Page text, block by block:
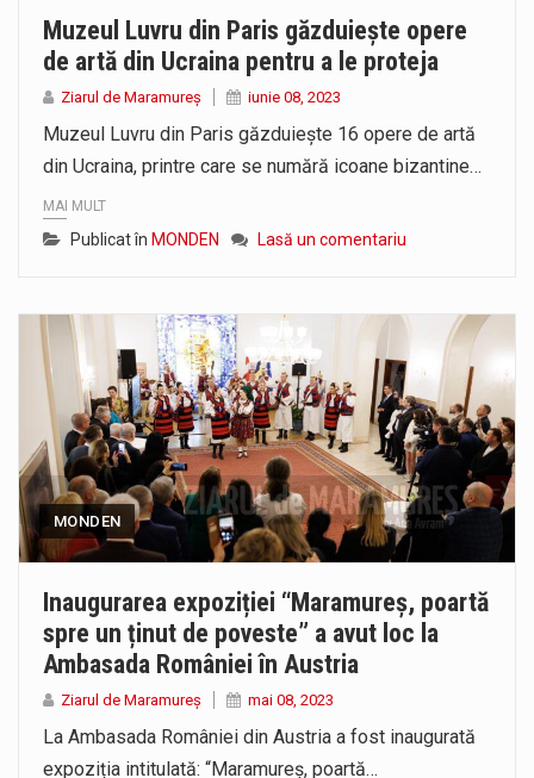
Muzeul Luvru din Paris găzduieşte opere
de artă din Ucraina pentru a le proteja
Ziarul de Maramureș iunie 08, 2023
Muzeul Luvru din Paris găzduieşte 16 opere de artă
din Ucraina, printre care se numără icoane bizantine…
MAI MULT
Publicat în MONDEN Lasă un comentariu
MONDEN
Inaugurarea expoziției “Maramureș, poartă
spre un ținut de poveste” a avut loc la
Ambasada României în Austria
Ziarul de Maramureș mai 08, 2023
La Ambasada României din Austria a fost inaugurată
expoziția intitulată: “Maramureș, poartă…